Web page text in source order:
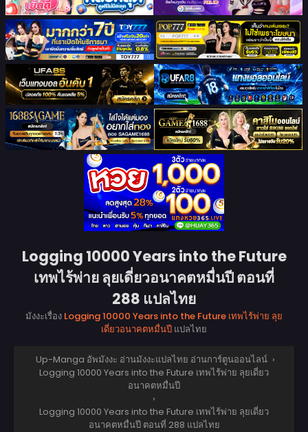
Logging 10000 Years into the Future
เทพไร้พ่าย ลุยเดี่ยวอนาคตหมื่นปี ตอนที่
288 แปลไทย
มังงะเรื่อง Logging 10000 Years into the Future เทพไร้พ่าย ลุย
เดี่ยวอนาคตหมื่นปี แปลไทย
Up-Manga อัพมังงะ อ่านมังงะแปลไทย อ่านการ์ตูนออนไลน์ ›
Logging 10000 Years into the Future เทพไร้พ่าย ลุยเดี่ยว
อนาคตหมื่นปี
›
Logging 10000 Years into the Future เทพไร้พ่าย ลุยเดี่ยว
อนาคตหมื่นปี ตอนที่ 288 แปลไทย